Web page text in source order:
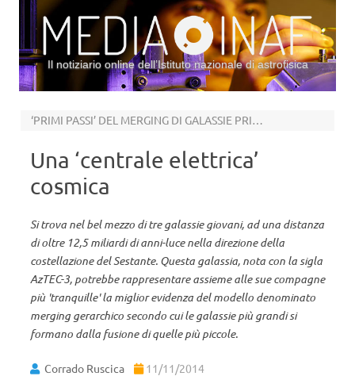
Il notiziario online dell’Istituto nazionale di astrofisica
‘PRIMI PASSI’ DEL MERGING DI GALASSIE PRIMORDIALI
Una ‘centrale elettrica’
cosmica
Si trova nel bel mezzo di tre galassie giovani, ad una distanza
di oltre 12,5 miliardi di anni-luce nella direzione della
costellazione del Sestante. Questa galassia, nota con la sigla
AzTEC-3, potrebbe rappresentare assieme alle sue compagne
più 'tranquille' la miglior evidenza del modello denominato
merging gerarchico secondo cui le galassie più grandi si
formano dalla fusione di quelle più piccole.
Corrado Ruscica 11/11/2014